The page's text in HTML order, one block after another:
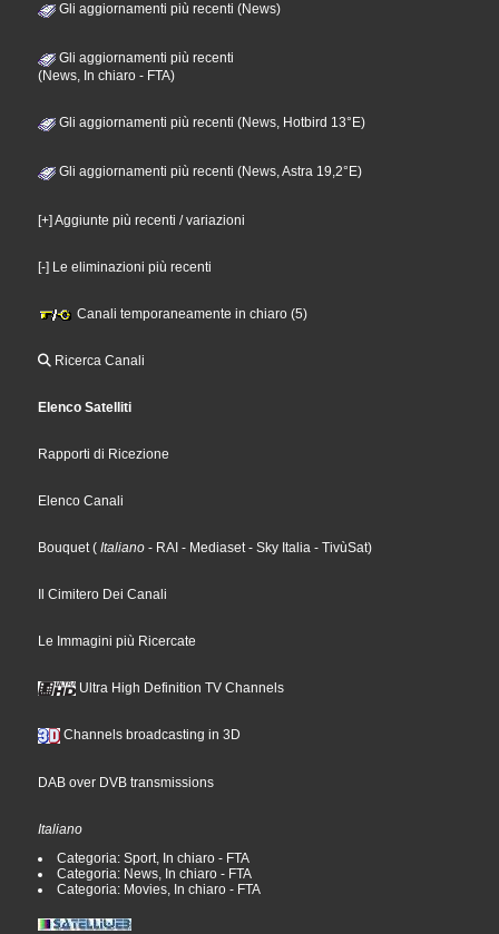
Gli aggiornamenti più recenti (News)
Gli aggiornamenti più recenti
(News, In chiaro - FTA)
Gli aggiornamenti più recenti (News, Hotbird 13°E)
Gli aggiornamenti più recenti (News, Astra 19,2°E)
[+] Aggiunte più recenti / variazioni
[-] Le eliminazioni più recenti
Canali temporaneamente in chiaro (5)
Ricerca Canali
Elenco Satelliti
Rapporti di Ricezione
Elenco Canali
Bouquet( Italiano - RAI - Mediaset- Sky Italia - TivùSat)
Il Cimitero Dei Canali
Le Immagini più Ricercate
Ultra High Definition TV Channels
Channels broadcasting in 3D
DAB over DVB transmissions
Italiano
Categoria: Sport, In chiaro - FTA
Categoria: News, In chiaro - FTA
Categoria: Movies, In chiaro - FTA